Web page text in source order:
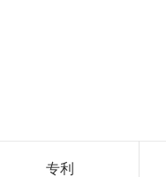
专利